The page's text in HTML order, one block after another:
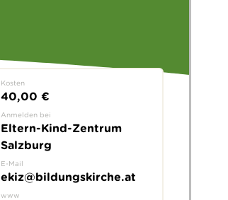
Kosten
40,00 €
Anmelden bei
Eltern-Kind-Zentrum
Salzburg
E-Mail
ekiz@bildungskirche.at
www